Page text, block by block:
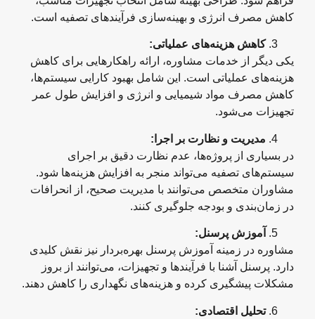
کاهش مصرف انرژی و بهینه‌سازی فرآیندهای تصفیه است.
کاهش هزینه‌های عملیاتی :
یکی دیگر از خدمات مشاوره، ارائه راهکارهایی برای کاهش
هزینه‌های عملیاتی است. این شامل بهبود کارایی سیستم‌ها،
کاهش مصرف مواد شیمیایی و انرژی و افزایش طول عمر
تجهیزات می‌شود.
مدیریت و نظارت بر اجرا
در بسیاری از پروژه‌ها، عدم نظارت دقیق بر اجرای
سیستم‌های تصفیه می‌تواند منجر به افزایش هزینه‌ها شود.
مشاوران متخصص می‌توانند با مدیریت صحیح، از انحرافات
در زمان‌بندی و بودجه جلوگیری کنند.
آموزش پرسنل :
مشاوره در زمینه آموزش پرسنل بهره‌بردار نیز نقش کلیدی
دارد. پرسنل آشنا با فرآیندها و تجهیزات، می‌توانند از بروز
مشکلات پیشگیری کرده و هزینه‌های نگهداری را کاهش دهند.
تحلیل اقتصادی: